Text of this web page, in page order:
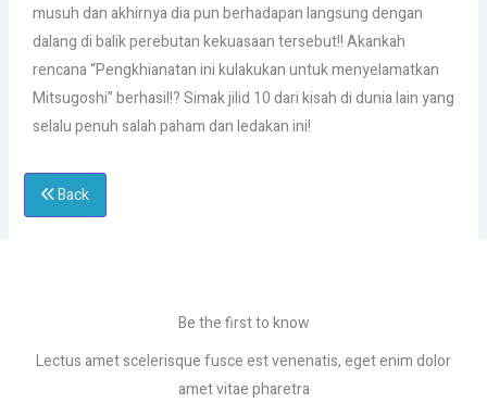
musuh dan akhirnya dia pun berhadapan langsung dengan
dalang di balik perebutan kekuasaan tersebut!! Akankah
rencana “Pengkhianatan ini kulakukan untuk menyelamatkan
Mitsugoshi” berhasil!? Simak jilid 10 dari kisah di dunia lain yang
selalu penuh salah paham dan ledakan ini!
Back
Be the first to know
Lectus amet scelerisque fusce est venenatis, eget enim dolor
amet vitae pharetra